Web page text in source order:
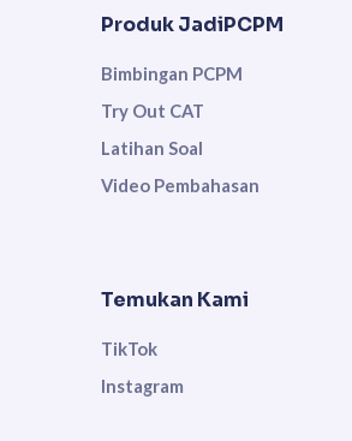
Produk JadiPCPM
Bimbingan PCPM
Try Out CAT
Latihan Soal
Video Pembahasan
Temukan Kami
TikTok
Instagram